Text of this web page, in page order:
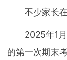
不少家长在
2025年1月
的第一次期末